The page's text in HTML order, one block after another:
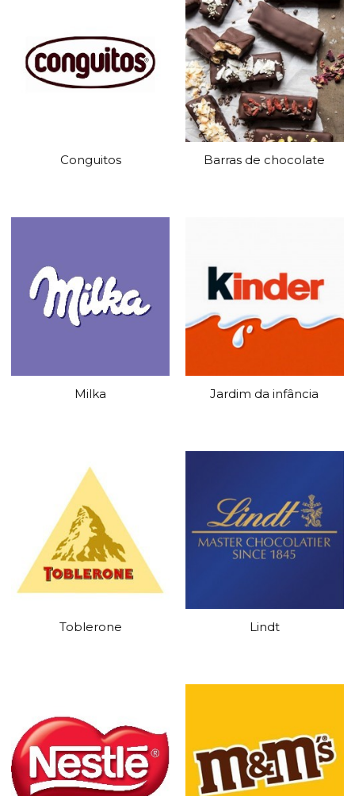
Conguitos Barras de chocolate
Milka Jardim da infância
Toblerone Lindt